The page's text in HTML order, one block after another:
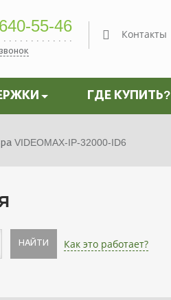
640-55-46 Контакты
ГДЕ КУПИТЬ?
VIDEOMAX-IP-32000-ID6
НАЙТИ Как это работает?